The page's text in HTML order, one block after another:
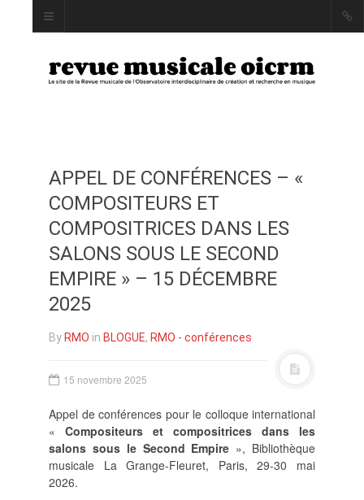
INDEX
AUTEUR·RICE·S
MOTS CLÉS
LA RÉDACTION
COMITÉ DE LECTURE
PROTOCOLE DE
SOUMISSION
PROCHAINS NUMÉROS
INDEXATION
APPEL DE CONFÉRENCES – «
COMPOSITEURS ET
COMPOSITRICES DANS LES
SALONS SOUS LE SECOND
EMPIRE » – 15 DÉCEMBRE
2025
By RMO in BLOGUE, RMO - conférences
15 novembre 2025
Appel de conférences pour le colloque international
« Compositeurs et compositrices dans les
salons sous le Second Empire », Bibliothèque
musicale La Grange-Fleuret, Paris, 29-30 mai
2026.